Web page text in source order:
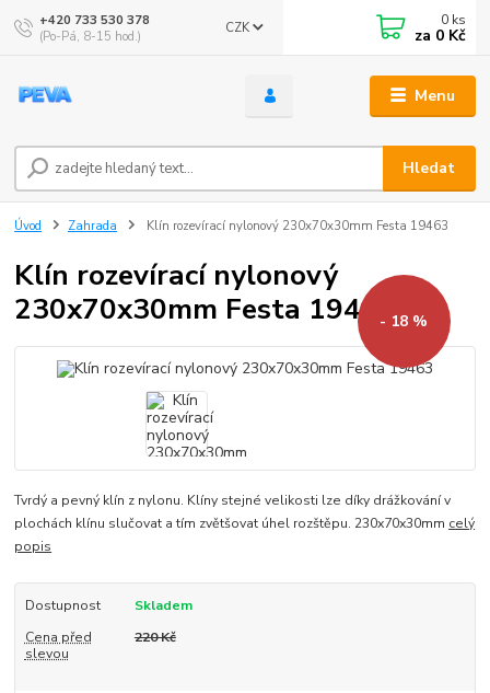
Menu
CZK
Hledat
+420 733 530 378
(Po-Pá, 8-15 hod.)
0 ks
za 0 Kč
Úvod Zahrada Klín rozevírací nylonový 230x70x30mm Festa 19463
Klín rozevírací nylonový
230x70x30mm Festa 19463- 18 %
Tvrdý a pevný klín z nylonu. Klíny stejné velikosti lze díky drážkování v
plochách klínu slučovat a tím zvětšovat úhel rozštěpu. 230x70x30mm celý
popis
Dostupnost
Skladem
Cena před
slevou
220 Kč